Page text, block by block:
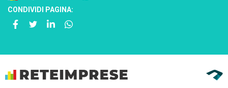
CONDIVIDI PAGINA: